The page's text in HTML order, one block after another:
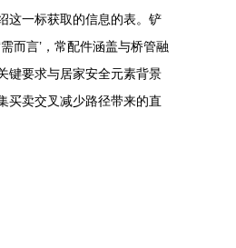
这一标获取的信息的表。铲
而言’，常配件涵盖与桥管融
键要求与居家安全元素背景
买卖交叉减少路径带来的直